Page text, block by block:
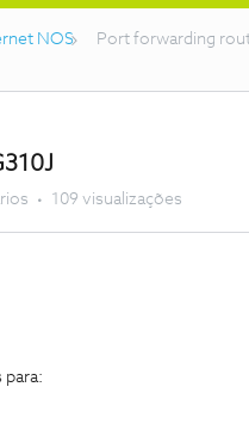
NOS Port forwarding
109 visualizações
para: